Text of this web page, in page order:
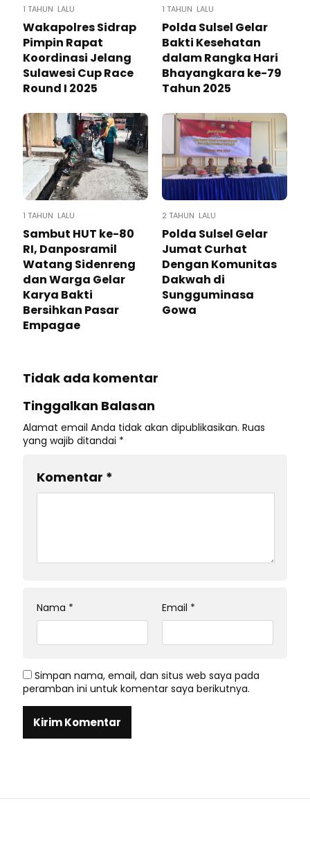
1 TAHUN LALU
Wakapolres Sidrap
Pimpin Rapat
Koordinasi Jelang
Sulawesi Cup Race
Round I 2025
1 TAHUN LALU
Polda Sulsel Gelar
Bakti Kesehatan
dalam Rangka Hari
Bhayangkara ke-79
Tahun 2025
1 TAHUN LALU
Sambut HUT ke-80
RI, Danposramil
Watang Sidenreng
dan Warga Gelar
Karya Bakti
Bersihkan Pasar
Empagae
2 TAHUN LALU
Polda Sulsel Gelar
Jumat Curhat
Dengan Komunitas
Dakwah di
Sungguminasa
Gowa
Tidak ada komentar
Tinggalkan Balasan
Alamat email Anda tidak akan dipublikasikan. Ruas
yang wajib ditandai *
Komentar *
Nama * Email *
Simpan nama, email, dan situs web saya pada
peramban ini untuk komentar saya berikutnya.